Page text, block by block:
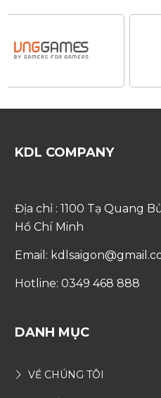
KDL COMPANY
Địa chỉ : 1100 Tạ Quang
Hồ Chí Minh
Email:
Hotline: 0349 468 888
DANH MỤC
VỀ CHÚNG TÔI